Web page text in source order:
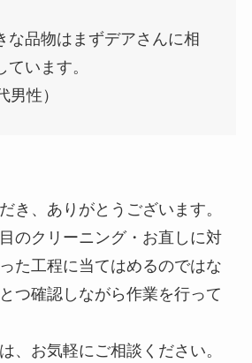
な品物はまずデアさんに相
います。
男性）
き、ありがとうございます。
のクリーニング・お直しに対
た工程に当てはめるのではな
つ確認しながら作業を行って
、お気軽にご相談ください。